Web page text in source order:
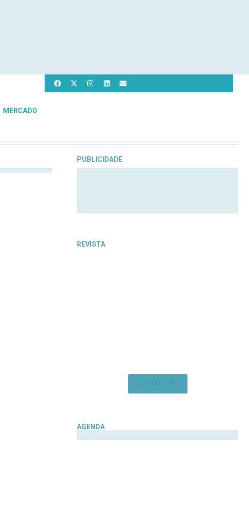
MERCADO
PUBLICIDADE
REVISTA
ASSINE JÁ
AGENDA